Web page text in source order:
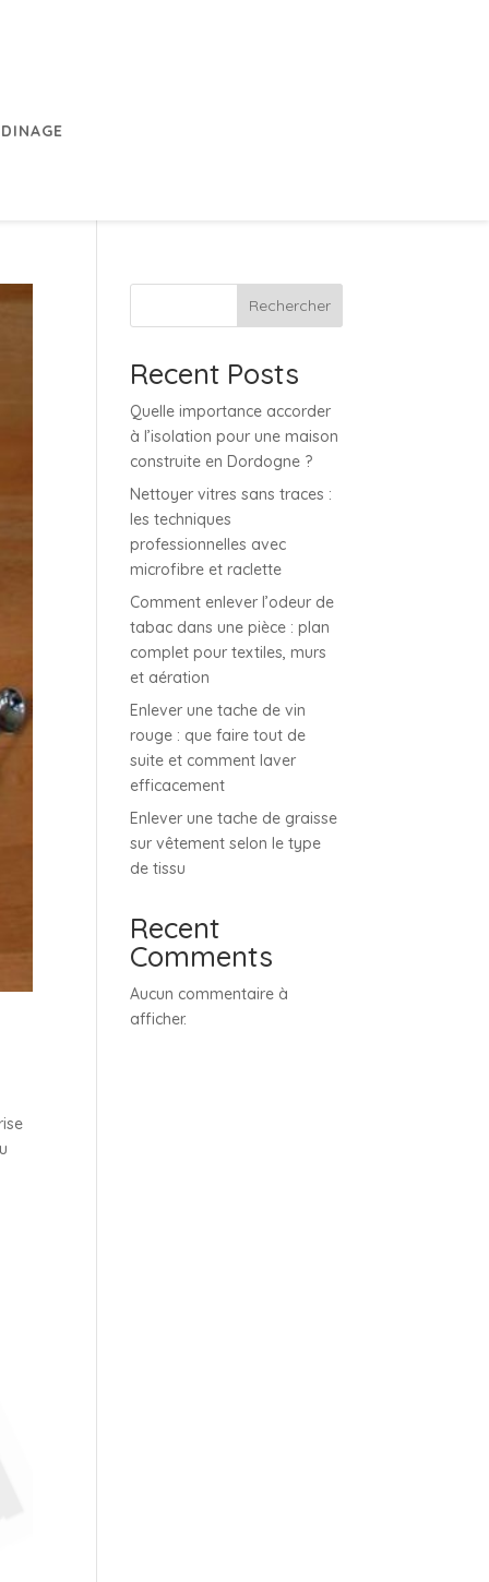
Rechercher
Recent Posts
Quelle importance accorder
à l’isolation pour une maison
construite en Dordogne ?
Nettoyer vitres sans traces :
les techniques
professionnelles avec
microfibre et raclette
Comment enlever l’odeur de
tabac dans une pièce : plan
complet pour textiles, murs
et aération
Enlever une tache de vin
rouge : que faire tout de
suite et comment laver
efficacement
Enlever une tache de graisse
sur vêtement selon le type
de tissu
Recent
Comments
Aucun commentaire à
afficher.